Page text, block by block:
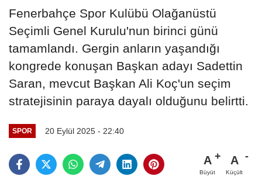
Fenerbahçe Spor Kulübü Olağanüstü
Seçimli Genel Kurulu'nun birinci günü
tamamlandı. Gergin anların yaşandığı
kongrede konuşan Başkan adayı Sadettin
Saran, mevcut Başkan Ali Koç'un seçim
stratejisinin paraya dayalı olduğunu belirtti.
SPOR 20 Eylül 2025 - 22:40
A
Büyüt
A
Küçült